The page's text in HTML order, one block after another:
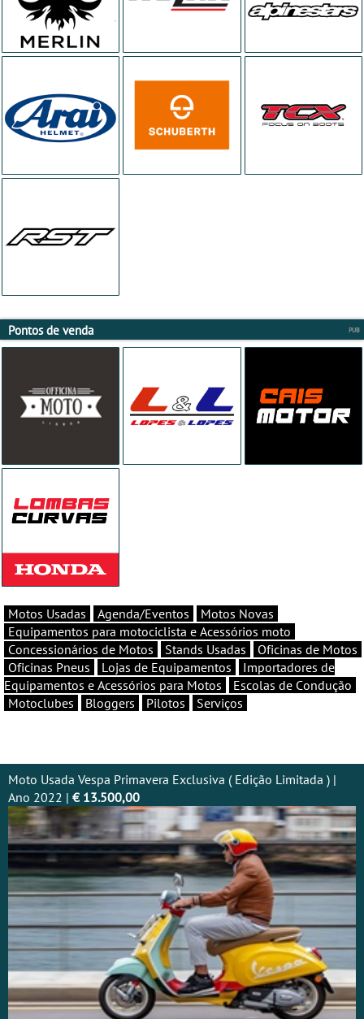
Pontos de venda
Motos Usadas Agenda/Eventos
Motos Novas
Equipamentos para motociclista e Acessórios moto
Concessionários de Motos
Stands Usadas
Oficinas de Motos
Oficinas Pneus
Lojas de Equipamentos
Importadores de
Equipamentos e Acessórios para Motos
Escolas de Condução
Motoclubes
Bloggers Pilotos Serviços
Moto Usada Vespa Primavera Exclusiva ( Edição Limitada ) |
Ano 2022 | € 13.500,00